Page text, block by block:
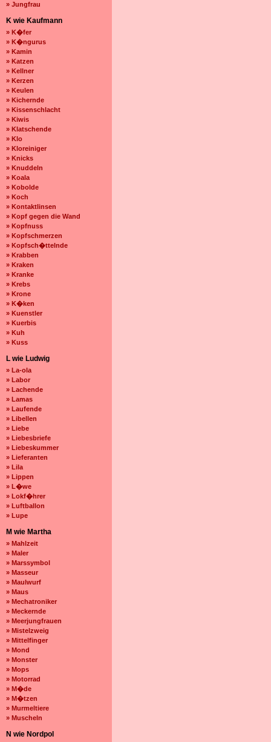
» Jungfrau
K wie Kaufmann
» K�fer
» K�ngurus
» Kamin
» Katzen
» Kellner
» Kerzen
» Keulen
» Kichernde
» Kissenschlacht
» Kiwis
» Klatschende
» Klo
» Kloreiniger
» Knicks
» Knuddeln
» Koala
» Kobolde
» Koch
» Kontaktlinsen
» Kopf gegen die Wand
» Kopfnuss
» Kopfschmerzen
» Kopfsch�ttelnde
» Krabben
» Kraken
» Kranke
» Krebs
» Krone
» K�ken
» Kuenstler
» Kuerbis
» Kuh
» Kuss
L wie Ludwig
» La-ola
» Labor
» Lachende
» Lamas
» Laufende
» Libellen
» Liebe
» Liebesbriefe
» Liebeskummer
» Lieferanten
» Lila
» Lippen
» L�we
» Lokf�hrer
» Luftballon
» Lupe
M wie Martha
» Mahlzeit
» Maler
» Marssymbol
» Masseur
» Maulwurf
» Maus
» Mechatroniker
» Meckernde
» Meerjungfrauen
» Mistelzweig
» Mittelfinger
» Mond
» Monster
» Mops
» Motorrad
» M�de
» M�tzen
» Murmeltiere
» Muscheln
N wie Nordpol